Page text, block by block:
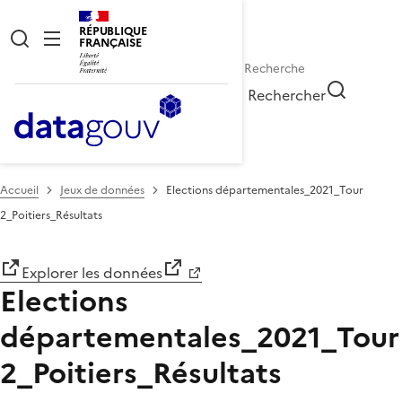
RÉPUBLIQUE
FRANÇAISE
Rechercher
Accueil Jeux de données
Elections départementales_2021_Tour
2_Poitiers_Résultats
Explorer les données
Elections
départementales_2021_Tour
2_Poitiers_Résultats